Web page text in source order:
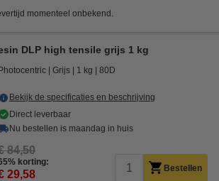
momenteel onbekend.
DLP high tensile grijs 1 kg
Photocentric Grijs 1 kg 80D
Bekijk de specificaties en beschrijving
Direct leverbaar
Nu bestellen is maandag in huis
84,50
korting:
29,58 Bestellen